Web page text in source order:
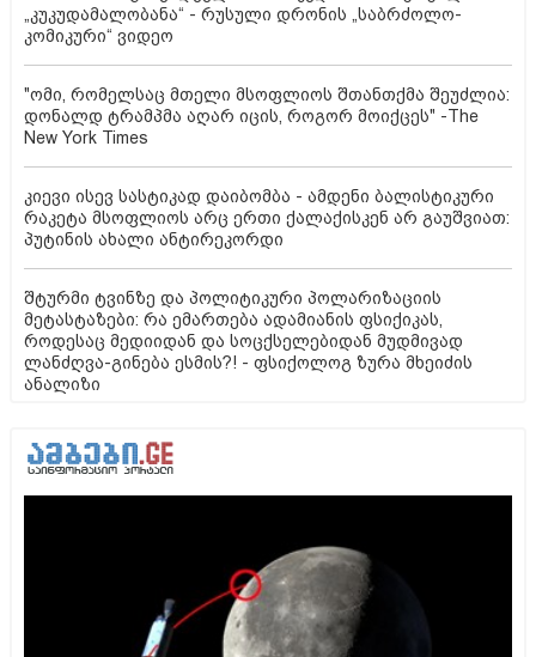
„კუკუდამალობანა“ - რუსული დრონის „საბრძოლო-
კომიკური“ ვიდეო
"ომი, რომელსაც მთელი მსოფლიოს შთანთქმა შეუძლია:
დონალდ ტრამპმა აღარ იცის, როგორ მოიქცეს" -The
New York Times
კიევი ისევ სასტიკად დაიბომბა - ამდენი ბალისტიკური
რაკეტა მსოფლიოს არც ერთი ქალაქისკენ არ გაუშვიათ:
პუტინის ახალი ანტირეკორდი
შტურმი ტვინზე და პოლიტიკური პოლარიზაციის
მეტასტაზები: რა ემართება ადამიანის ფსიქიკას,
როდესაც მედიიდან და სოცქსელებიდან მუდმივად
ლანძღვა-გინება ესმის?! - ფსიქოლოგ ზურა მხეიძის
ანალიზი